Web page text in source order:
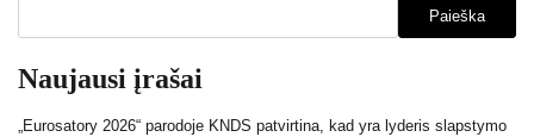
Paieška
Naujausi įrašai
„Eurosatory 2026“ parodoje KNDS patvirtina, kad yra lyderis slapstymo